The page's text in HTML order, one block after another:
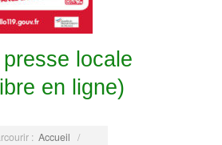
locale
en ligne)
: Accueil /